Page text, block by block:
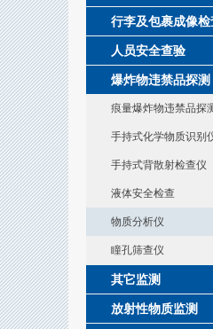
行李及包裹成像检
人员安全查验
爆炸物违禁品探测
痕量爆炸物违禁品探
手持式化学物质识别
手持式背散射检查仪
液体安全检查
物质分析仪
瞳孔筛查仪
其它监测
放射性物质监测